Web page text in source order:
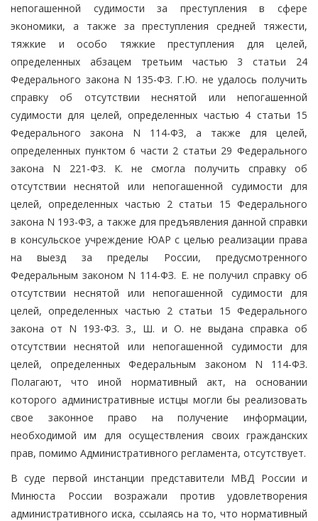
непогашенной судимости за преступления в сфере
экономики, а также за преступления средней тяжести,
тяжкие и особо тяжкие преступления для целей,
определенных абзацем третьим частью 3 статьи 24
Федерального закона N 135-ФЗ. Г.Ю. не удалось получить
справку об отсутствии неснятой или непогашенной
судимости для целей, определенных частью 4 статьи 15
Федерального закона N 114-ФЗ, а также для целей,
определенных пунктом 6 части 2 статьи 29 Федерального
закона N 221-ФЗ. К. не смогла получить справку об
отсутствии неснятой или непогашенной судимости для
целей, определенных частью 2 статьи 15 Федерального
закона N 193-ФЗ, а также для предъявления данной справки
в консульское учреждение ЮАР с целью реализации права
на выезд за пределы России, предусмотренного
Федеральным законом N 114-ФЗ. Е. не получил справку об
отсутствии неснятой или непогашенной судимости для
целей, определенных частью 2 статьи 15 Федерального
закона от N 193-ФЗ. З., Ш. и О. не выдана справка об
отсутствии неснятой или непогашенной судимости для
целей, определенных Федеральным законом N 114-ФЗ.
Полагают, что иной нормативный акт, на основании
которого административные истцы могли бы реализовать
свое законное право на получение информации,
необходимой им для осуществления своих гражданских
прав, помимо Административного регламента, отсутствует.
В суде первой инстанции представители МВД России и
Минюста России возражали против удовлетворения
административного иска, ссылаясь на то, что нормативный